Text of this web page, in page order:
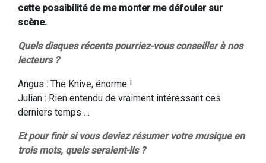
cette possibilité de me monter me défouler sur
scène.
Quels disques récents pourriez-vous conseiller à nos
lecteurs ?
Angus : The Knive, énorme !
Julian : Rien entendu de vraiment intéressant ces
derniers temps …
Et pour finir si vous deviez résumer votre musique en
trois mots, quels seraient-ils ?